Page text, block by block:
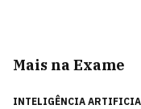
Mais na Exame
INTELIGÊNCIA